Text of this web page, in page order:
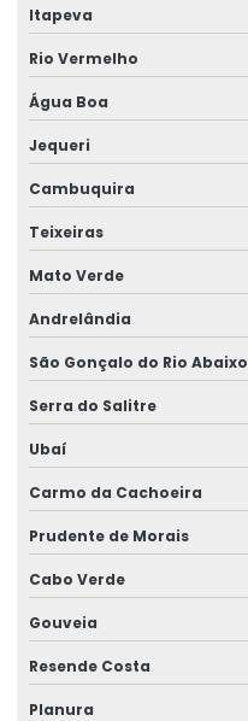
Itapeva
Rio Vermelho
Água Boa
Jequeri
Cambuquira
Teixeiras
Mato Verde
Andrelândia
São Gonçalo do Rio Abaixo
Serra do Salitre
Ubaí
Carmo da Cachoeira
Prudente de Morais
Cabo Verde
Gouveia
Resende Costa
Planura